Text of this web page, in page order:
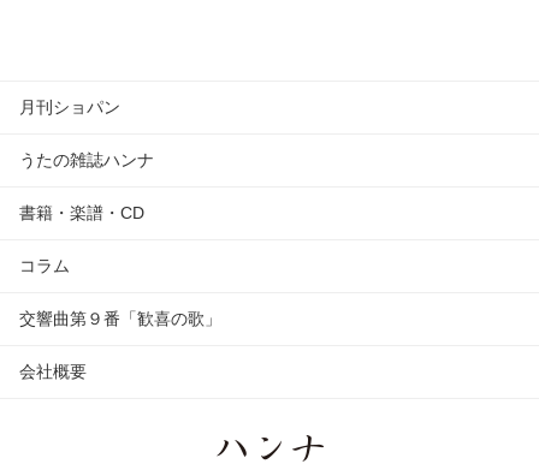
月刊ショパン
うたの雑誌ハンナ
書籍・楽譜・CD
コラム
交響曲第９番「歓喜の歌」
会社概要